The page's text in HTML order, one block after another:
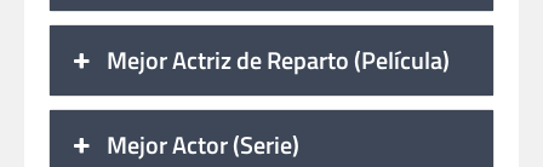
Mejor Actriz de Reparto (Película)
Mejor Actor (Serie)